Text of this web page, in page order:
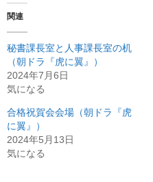
関連
秘書課長室と人事課長室の机
（朝ドラ『虎に翼』）
2024年7月6日
気になる
合格祝賀会会場（朝ドラ『虎
に翼』）
2024年5月13日
気になる